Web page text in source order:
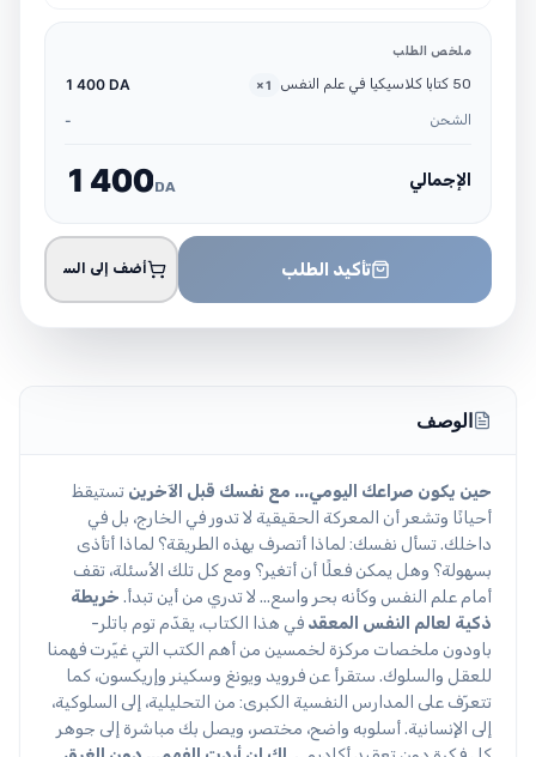
ملخص الطلب
50 كتابا كلاسيكيا في علم النفس ×1
1 400 DA
الشحن -
الإجمالي 1 400DA
تأكيد الطلب أضف إلى السلة
الوصف
حين يكون صراعك اليومي... مع نفسك قبل الآخرين تستيقظ
أحيانًا وتشعر أن المعركة الحقيقية لا تدور في الخارج، بل في
داخلك. تسأل نفسك: لماذا أتصرف بهذه الطريقة؟ لماذا أتأذى
بسهولة؟ وهل يمكن فعلًا أن أتغير؟ ومع كل تلك الأسئلة، تقف
أمام علم النفس وكأنه بحر واسع... لا تدري من أين تبدأ. خريطة
ذكية لعالم النفس المعقد في هذا الكتاب، يقدّم توم باتلر-
باودون ملخصات مركزة لخمسين من أهم الكتب التي غيّرت فهمنا
للعقل والسلوك. ستقرأ عن فرويد ويونغ وسكينر وإريكسون، كما
تتعرّف على المدارس النفسية الكبرى: من التحليلية، إلى السلوكية،
إلى الإنسانية. أسلوبه واضح، مختصر، ويصل بك مباشرة إلى جوهر